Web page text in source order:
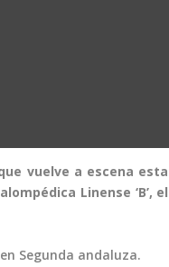
vuelve a escena esta
Linense ‘B’, el
Segunda andaluza.